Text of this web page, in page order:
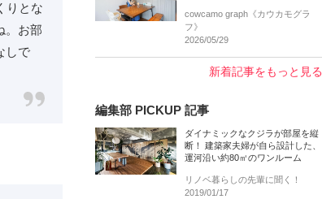
りとな
。お部
しで
cowcamo graph《カウカモグラ
フ》
2026/05/29
新着記事をもっと見る
編集部 PICKUP 記事
ダイナミックなクジラが部屋を縦
断！ 建築家夫婦が自ら設計した、
運河沿い約80㎡のワンルーム
リノベ暮らしの先輩に聞く！
2019/01/17